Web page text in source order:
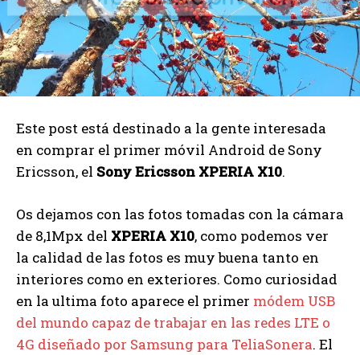
Este post está destinado a la gente interesada
en comprar el primer móvil Android de Sony
Ericsson, el Sony Ericsson XPERIA X10.
Os dejamos con las fotos tomadas con la cámara
de 8,1Mpx del XPERIA X10, como podemos ver
la calidad de las fotos es muy buena tanto en
interiores como en exteriores. Como curiosidad
en la ultima foto aparece el primer módem USB
del mundo capaz de trabajar en las redes LTE o
4G diseñado por Samsung para TeliaSonera. El